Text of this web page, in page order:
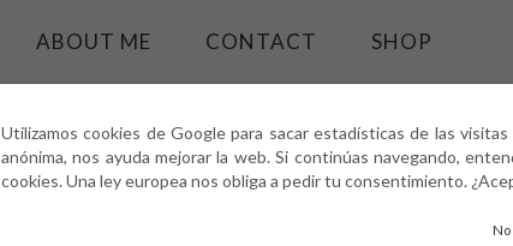
Utilizamos cookies de Google para sacar estadísticas de las
anónima, nos ayuda mejorar la web. Si continúas navegando,
cookies. Una ley europea nos obliga a pedir tu consentimiento.
ABOUT ME CONTACT SHOP